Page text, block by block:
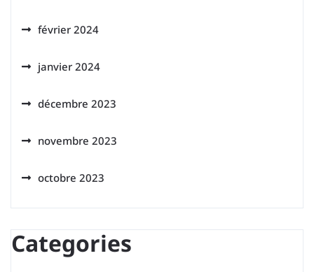
février 2024
janvier 2024
décembre 2023
novembre 2023
octobre 2023
Categories